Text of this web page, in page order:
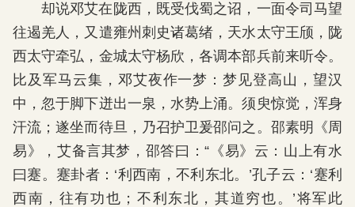
却说邓艾在陇西，既受伐蜀之诏，一面令司马望
往遏羌人，又遣雍州刺史诸葛绪，天水太守王颀，陇
西太守牵弘，金城太守杨欣，各调本部兵前来听令。
比及军马云集，邓艾夜作一梦：梦见登高山，望汉
中，忽于脚下迸出一泉，水势上涌。须臾惊觉，浑身
汗流；遂坐而待旦，乃召护卫爰邵问之。邵素明《周
易》，艾备言其梦，邵答曰：“《易》云：山上有水
曰蹇。蹇卦者：‘利西南，不利东北。’孔子云：‘蹇利
西南，往有功也；不利东北，其道穷也。’将军此